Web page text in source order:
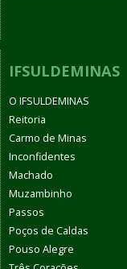
IFSULDEMINAS
O IFSULDEMINAS
Reitoria
Carmo de Minas
Inconfidentes
Machado
Muzambinho
Passos
Poços de Caldas
Pouso Alegre